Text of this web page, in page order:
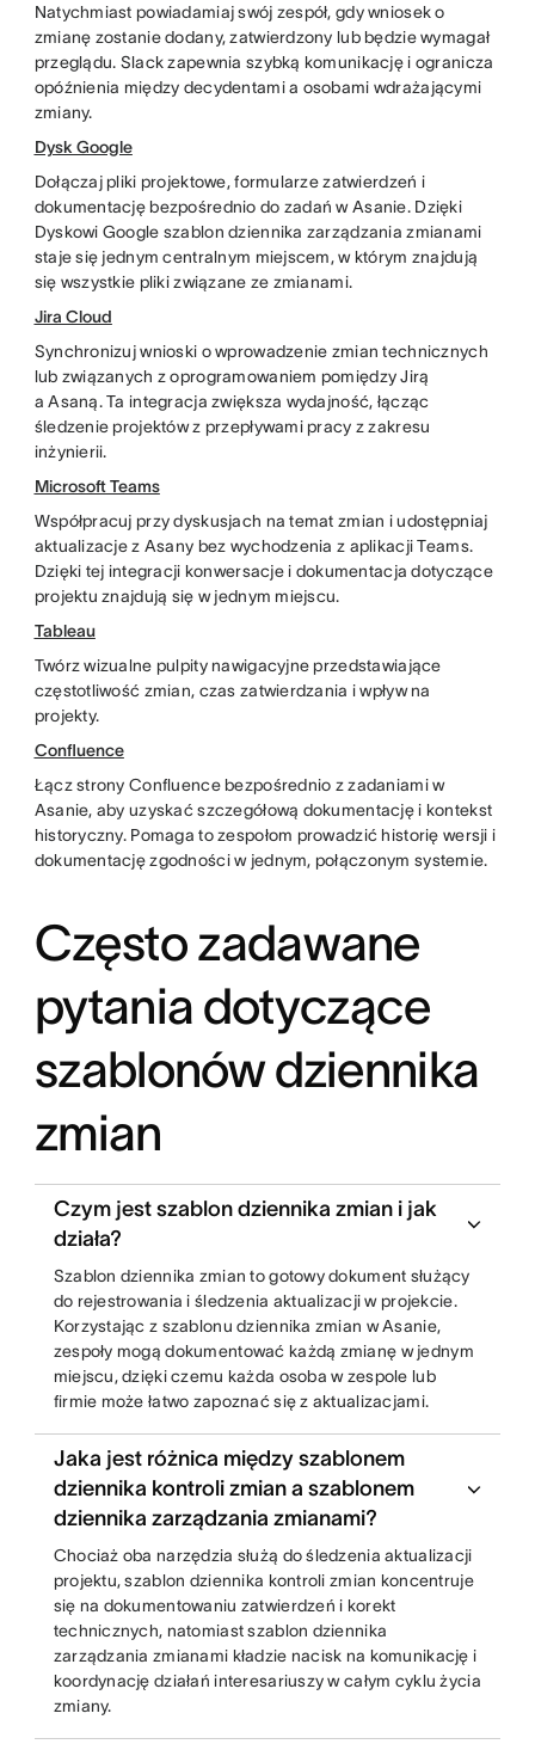
Natychmiast powiadamiaj swój zespół, gdy wniosek o
zmianę zostanie dodany, zatwierdzony lub będzie wymagał
przeglądu. Slack zapewnia szybką komunikację i ogranicza
opóźnienia między decydentami a osobami wdrażającymi
zmiany.
Dysk Google
Dołączaj pliki projektowe, formularze zatwierdzeń i
dokumentację bezpośrednio do zadań w Asanie. Dzięki
Dyskowi Google szablon dziennika zarządzania zmianami
staje się jednym centralnym miejscem, w którym znajdują
się wszystkie pliki związane ze zmianami.
Jira Cloud
Synchronizuj wnioski o wprowadzenie zmian technicznych
lub związanych z oprogramowaniem pomiędzy Jirą
a Asaną. Ta integracja zwiększa wydajność, łącząc
śledzenie projektów z przepływami pracy z zakresu
inżynierii.
Microsoft Teams
Współpracuj przy dyskusjach na temat zmian i udostępniaj
aktualizacje z Asany bez wychodzenia z aplikacji Teams.
Dzięki tej integracji konwersacje i dokumentacja dotyczące
projektu znajdują się w jednym miejscu.
Tableau
Twórz wizualne pulpity nawigacyjne przedstawiające
częstotliwość zmian, czas zatwierdzania i wpływ na
projekty.
Confluence
Łącz strony Confluence bezpośrednio z zadaniami w
Asanie, aby uzyskać szczegółową dokumentację i kontekst
historyczny. Pomaga to zespołom prowadzić historię wersji i
dokumentację zgodności w jednym, połączonym systemie.
Często zadawane
pytania dotyczące
szablonów dziennika
zmian
Czym jest szablon dziennika zmian i jak
działa?
Szablon dziennika zmian to gotowy dokument służący
do rejestrowania i śledzenia aktualizacji w projekcie.
Korzystając z szablonu dziennika zmian w Asanie,
zespoły mogą dokumentować każdą zmianę w jednym
miejscu, dzięki czemu każda osoba w zespole lub
firmie może łatwo zapoznać się z aktualizacjami.
Jaka jest różnica między szablonem
dziennika kontroli zmian a szablonem
dziennika zarządzania zmianami?
Chociaż oba narzędzia służą do śledzenia aktualizacji
projektu, szablon dziennika kontroli zmian koncentruje
się na dokumentowaniu zatwierdzeń i korekt
technicznych, natomiast szablon dziennika
zarządzania zmianami kładzie nacisk na komunikację i
koordynację działań interesariuszy w całym cyklu życia
zmiany.